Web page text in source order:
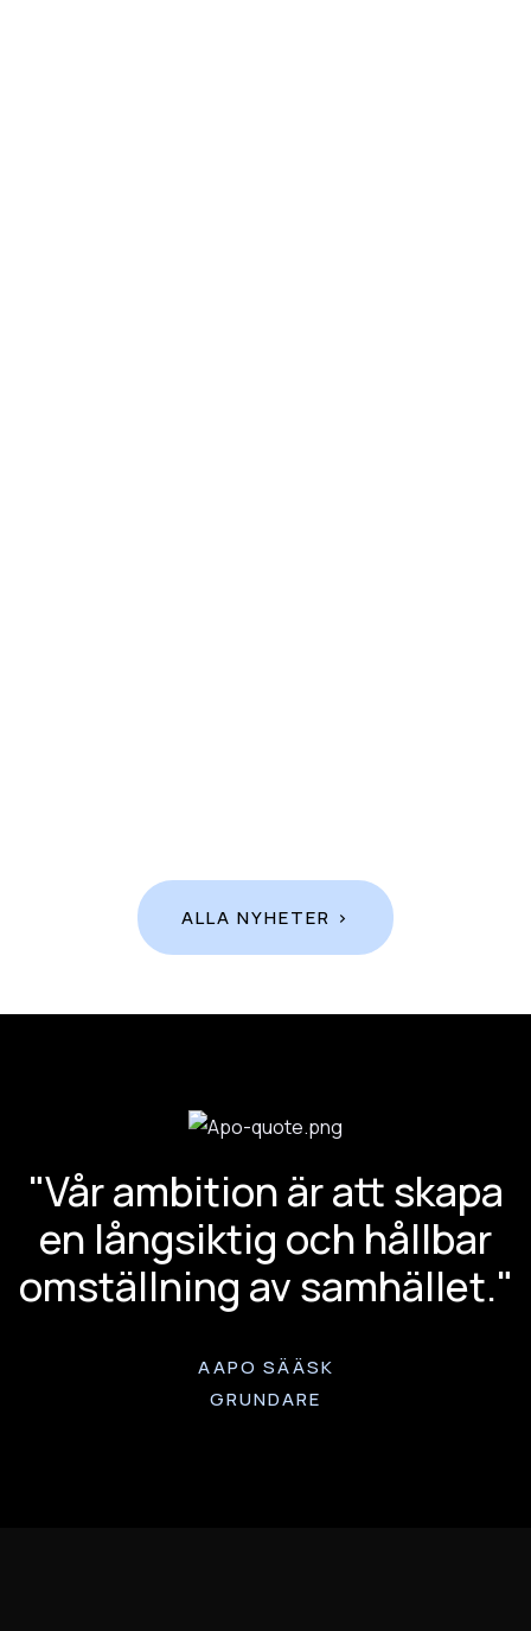
ALLA NYHETER >
"Vår ambition är att skapa
en långsiktig och hållbar
omställning av samhället."
AAPO SÄÄSK
GRUNDARE